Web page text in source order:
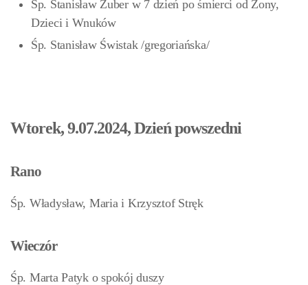
Śp. Stanisław Żuber w 7 dzień po śmierci od Żony,
Dzieci i Wnuków
Śp. Stanisław Świstak/gregoriańska/
Wtorek, 9.07.2024, Dzień powszedni
Rano
Śp. Władysław, Maria i Krzysztof Stręk
Wieczór
Śp. Marta Patyk o spokój duszy